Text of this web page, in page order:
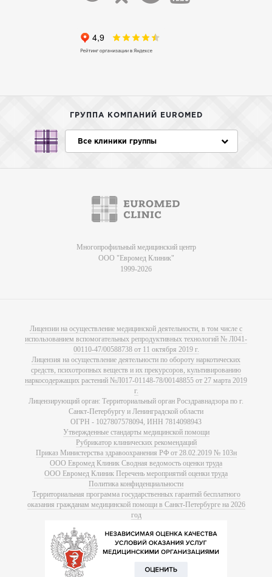
ГРУППА КОМПАНИЙ EUROMED
Все клиники группы
Многопрофильный медицинский центр
ООО "Евромед Клиник"
1999-2026
Лицензии на осуществление медицинской деятельности, в том числе с
использованием вспомогательных репродуктивных технологий № Л041-
00110-47/00588738 от 11 октября 2019 г.
Лицензия на осуществление деятельности по обороту наркотических
средств, психотропных веществ и их прекурсоров, культивированию
наркосодержащих растений №Л017-01148-78/00148855 от 27 марта 2019
г.
Лицензирующий орган: Территориальный орган Росздравнадзора по г.
Санкт-Петербургу и Ленинградской области
ОГРН - 1027807578094, ИНН 7814098943
Утвержденные стандарты медицинской помощи
Рубрикатор клинических рекомендаций
Приказ Министерства здравоохранения РФ от 28.02.2019 № 103н
ООО Евромед Клиник Сводная ведомость оценки труда
ООО Евромед Клиник Перечень мероприятий оценки труда
Политика конфиденциальности
Территориальная программа государственных гарантий бесплатного
оказания гражданам медицинской помощи в Санкт-Петербурге на 2026
год